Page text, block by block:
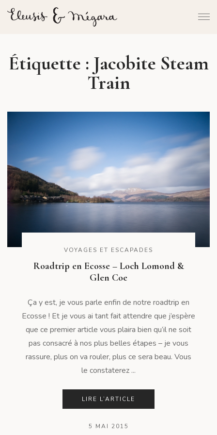
Étiquette : Jacobite Steam
Train
VOYAGES ET ESCAPADES
Roadtrip en Ecosse – Loch Lomond &
Glen Coe
Ça y est, je vous parle enfin de notre roadtrip en
Ecosse ! Et je vous ai tant fait attendre que j’espère
que ce premier article vous plaira bien qu’il ne soit
pas consacré à nos plus belles étapes – je vous
rassure, plus on va rouler, plus ce sera beau. Vous
le constaterez ...
LIRE L’ARTICLE
5 MAI 2015